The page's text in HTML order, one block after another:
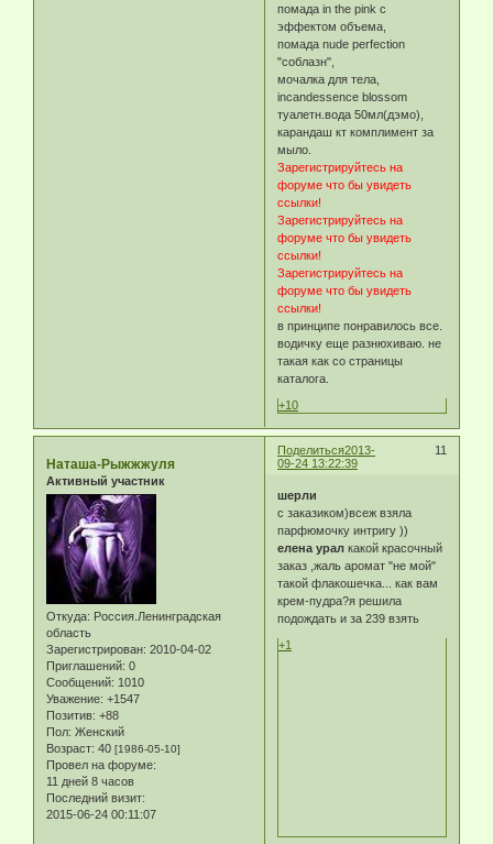
помада in the pink с
эффектом объема,
помада nude perfection
"соблазн",
мочалка для тела,
incandessence blossom
туалетн.вода 50мл(дэмо),
карандаш кт комплимент за
мыло.
Зарегистрируйтесь на
форуме что бы увидеть
ссылки!
Зарегистрируйтесь на
форуме что бы увидеть
ссылки!
Зарегистрируйтесь на
форуме что бы увидеть
ссылки!
в принципе понравилось все.
водичку еще разнюхиваю. не
такая как со страницы
каталога.
+10
Поделиться 11
2013-
09-24 13:22:39
Наташа-Рыжжжуля
Активный участник
Откуда: Россия.Ленинградская
область
Зарегистрирован: 2010-04-02
Приглашений: 0
Сообщений: 1010
Уважение: +1547
Позитив: +88
Пол: Женский
Возраст: 40 [1986-05-10]
Провел на форуме:
11 дней 8 часов
Последний визит:
2015-06-24 00:11:07
шерли
с заказиком)всеж взяла
парфюмочку интригу ))
елена урал какой красочный
заказ ,жаль аромат "не мой"
такой флакошечка... как вам
крем-пудра?я решила
подождать и за 239 взять
+1